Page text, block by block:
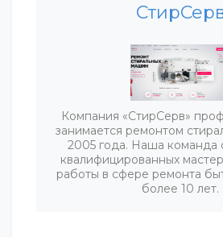
Компания «СтирСерв»
занимается ремонтом
2005 года. Наша команда
квалифицированных
работы в сфере ремонта
более 10 лет.